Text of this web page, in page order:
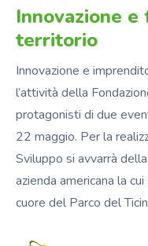
Innovazione
territorio
Innovazione e
l’attività della
protagonisti di due
22 maggio. Per la
Sviluppo si avvarrà
azienda americana la
cuore del Parco del